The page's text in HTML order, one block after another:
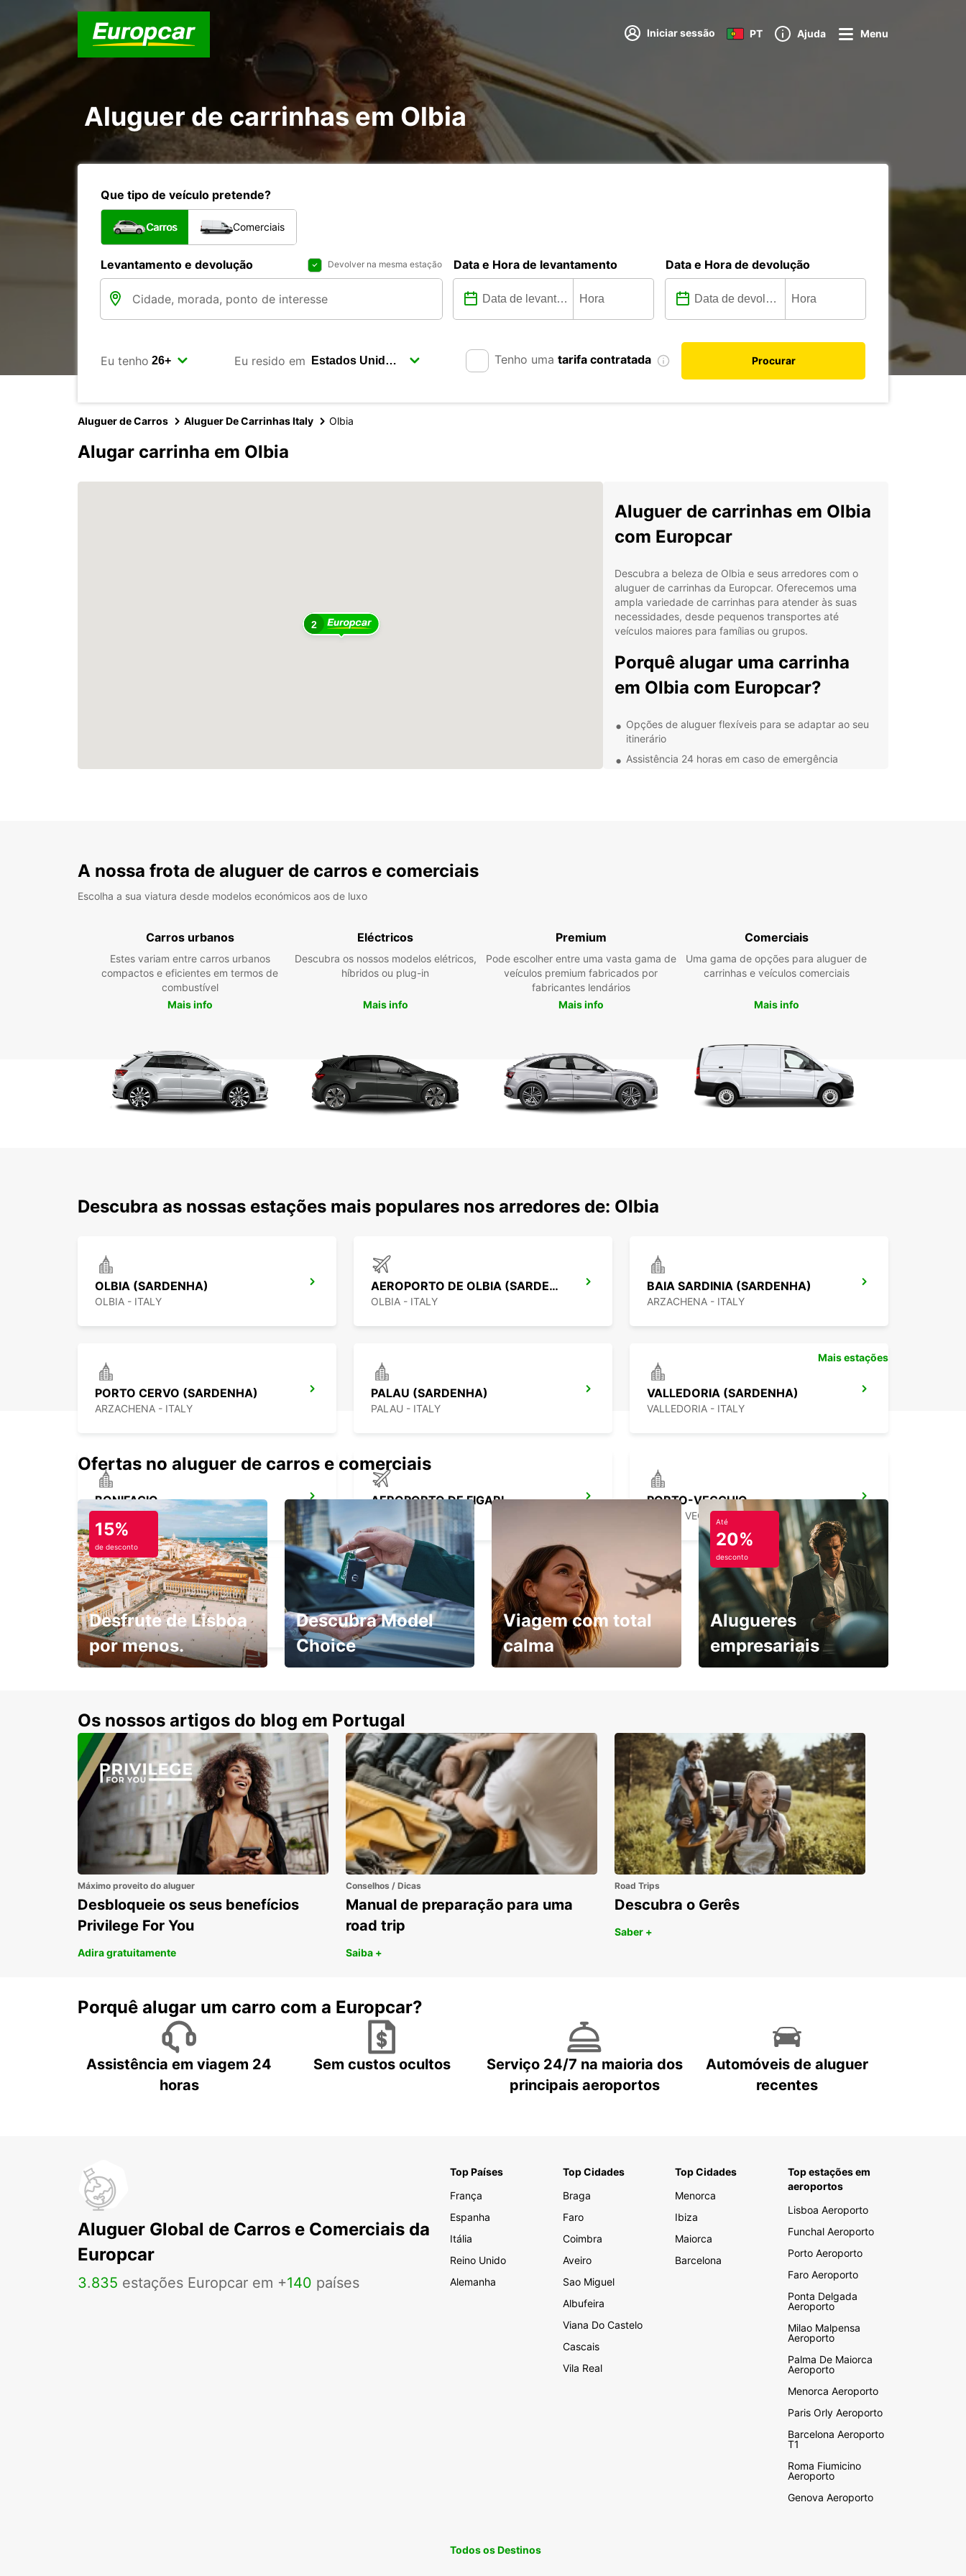
Iniciar sessão PT Ajuda Menu
Aluguer de carrinhas em Olbia
Que tipo de veículo pretende?
Carros Comerciais
Levantamento e devolução Devolver na mesma estação Data e Hora de levantamento Data e Hora de devolução
Eu tenho Eu resido em Tenho uma tarifa contratada Procurar
Aluguer de Carros Aluguer De Carrinhas Italy Olbia
Alugar carrinha em Olbia
2
Aluguer de carrinhas em Olbia
com Europcar
Descubra a beleza de Olbia e seus arredores com o
aluguer de carrinhas da Europcar. Oferecemos uma
ampla variedade de carrinhas para atender às suas
necessidades, desde pequenos transportes até
veículos maiores para famílias ou grupos.
Porquê alugar uma carrinha
em Olbia com Europcar?
Opções de aluguer flexíveis para se adaptar ao seu
itinerário
Assistência 24 horas em caso de emergência
deslumbrantes a vilas pitorescas, há muito para ver e
fazer nesta região da Sardenha.
Reserve já a sua carrinha de aluguer em Olbia com a
Europcar e comece a sua aventura hoje mesmo!
A nossa frota de aluguer de carros e comerciais
Escolha a sua viatura desde modelos económicos aos de luxo
Carros urbanos
Estes variam entre carros urbanos
compactos e eficientes em termos de
combustível
Mais info
Eléctricos
Descubra os nossos modelos elétricos,
híbridos ou plug-in
Mais info
Premium
Pode escolher entre uma vasta gama de
veículos premium fabricados por
fabricantes lendários
Mais info
Comerciais
Uma gama de opções para aluguer de
carrinhas e veículos comerciais
Mais info
Descubra as nossas estações mais populares nos arredores de: Olbia
OLBIA (SARDENHA)
OLBIA - ITALY
AEROPORTO DE OLBIA (SARDENHA)
OLBIA - ITALY
BAIA SARDINIA (SARDENHA)
ARZACHENA - ITALY
PORTO CERVO (SARDENHA)
ARZACHENA - ITALY
PALAU (SARDENHA)
PALAU - ITALY
VALLEDORIA (SARDENHA)
VALLEDORIA - ITALY
BONIFACIO
BONIFACIO - FRANCE
AEROPORTO DE FIGARI
FIGARI - FRANCE
PORTO-VECCHIO
PORTO VECCHIO - FRANCE
SASSARI (SARDENHA)
SASSARI - ITALY
Mais estações
Ofertas no aluguer de carros e comerciais
15%
de desconto
Desfrute de Lisboa
por menos.
Descubra Model
Choice
Viagem com total
calma
Até
20%
desconto
Alugueres
empresariais
Os nossos artigos do blog em Portugal
Máximo proveito do aluguer
Desbloqueie os seus benefícios
Privilege For You
Adira gratuitamente
Conselhos / Dicas
Manual de preparação para uma
road trip
Saiba +
Road Trips
Descubra o Gerês
Saber +
Porquê alugar um carro com a Europcar?
Assistência em viagem 24
horas
Sem custos ocultos
Serviço 24/7 na maioria dos
principais aeroportos
Automóveis de aluguer
recentes
Aluguer Global de Carros e Comerciais da
Europcar
3.835 estações Europcar em +140 países
Top Países
França
Espanha
Itália
Reino Unido
Alemanha
Top Cidades
Braga
Faro
Coimbra
Aveiro
Sao Miguel
Albufeira
Viana Do Castelo
Cascais
Vila Real
Top Cidades
Menorca
Ibiza
Maiorca
Barcelona
Top estações em
aeroportos
Lisboa Aeroporto
Funchal Aeroporto
Porto Aeroporto
Faro Aeroporto
Ponta Delgada
Aeroporto
Milao Malpensa
Aeroporto
Palma De Maiorca
Aeroporto
Menorca Aeroporto
Paris Orly Aeroporto
Barcelona Aeroporto
T1
Roma Fiumicino
Aeroporto
Genova Aeroporto
Todos os Destinos